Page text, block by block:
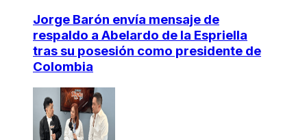
Jorge Barón envía mensaje de
respaldo a Abelardo de la Espriella
tras su posesión como presidente de
Colombia